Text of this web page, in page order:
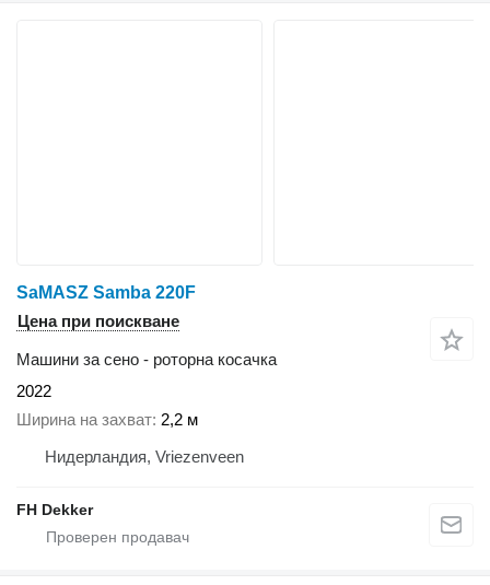
SaMASZ Samba 220F
Цена при поискване
Машини за сено - роторна косачка
2022
Ширина на захват 2,2 м
Нидерландия, Vriezenveen
FH Dekker